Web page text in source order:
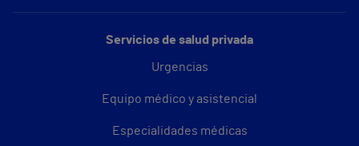
Servicios de salud privada
Urgencias
Equipo médico y asistencial
Especialidades médicas